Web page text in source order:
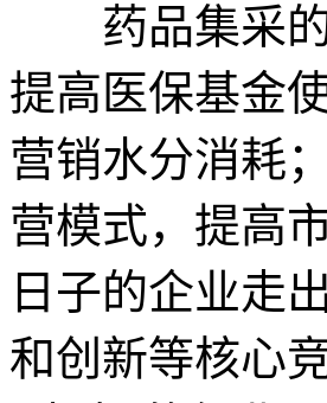
药品集采的
提高医保基金
营销水分消耗
营模式，提高
日子的企业走
和创新等核心